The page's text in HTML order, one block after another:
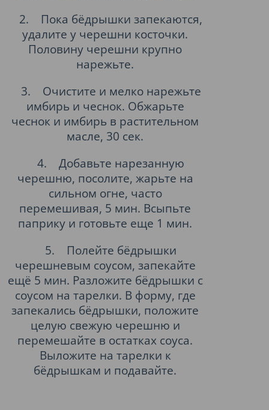
2.
Пока бёдрышки запекаются,
удалите у черешни косточки.
Половину черешни крупно
нарежьте.
3.
Очистите и мелко нарежьте
имбирь и чеснок. Обжарьте
чеснок и имбирь в растительном
масле, 30 сек.
4.
Добавьте нарезанную
черешню, посолите, жарьте на
сильном огне, часто
перемешивая, 5 мин. Всыпьте
паприку и готовьте еще 1 мин.
5.
Полейте бёдрышки
черешневым соусом, запекайте
ещё 5 мин. Разложите бёдрышки с
соусом на тарелки. В форму, где
запекались бёдрышки, положите
целую свежую черешню и
перемешайте в остатках соуса.
Выложите на тарелки к
бёдрышкам и подавайте.